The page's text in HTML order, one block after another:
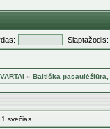
Slaptažodis:
» Baltiška
svečias